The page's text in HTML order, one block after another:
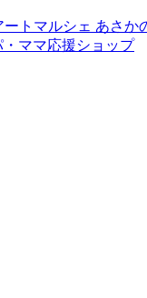
ートマルシェ あさか
・ママ応援ショップ